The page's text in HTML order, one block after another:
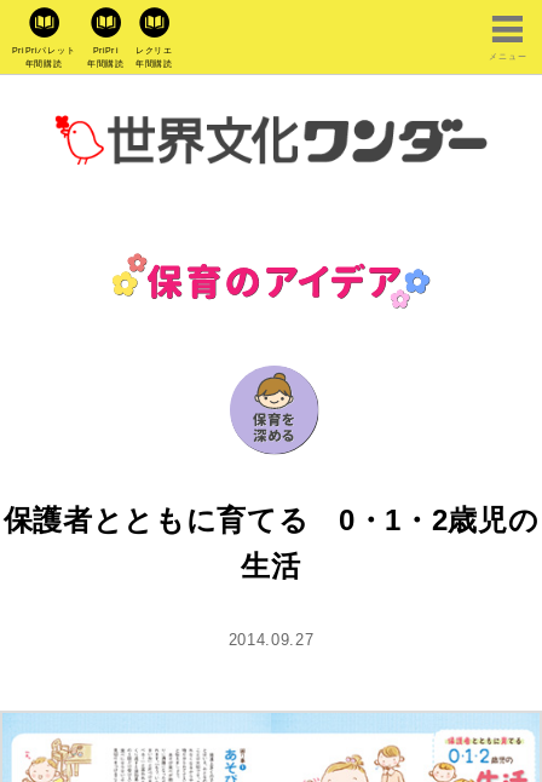
PriPriパレット
年間購読
PriPri
年間購読
レクリエ
年間購読
メニュー
保護者とともに育てる 0・1・2歳児の
生活
2014.09.27